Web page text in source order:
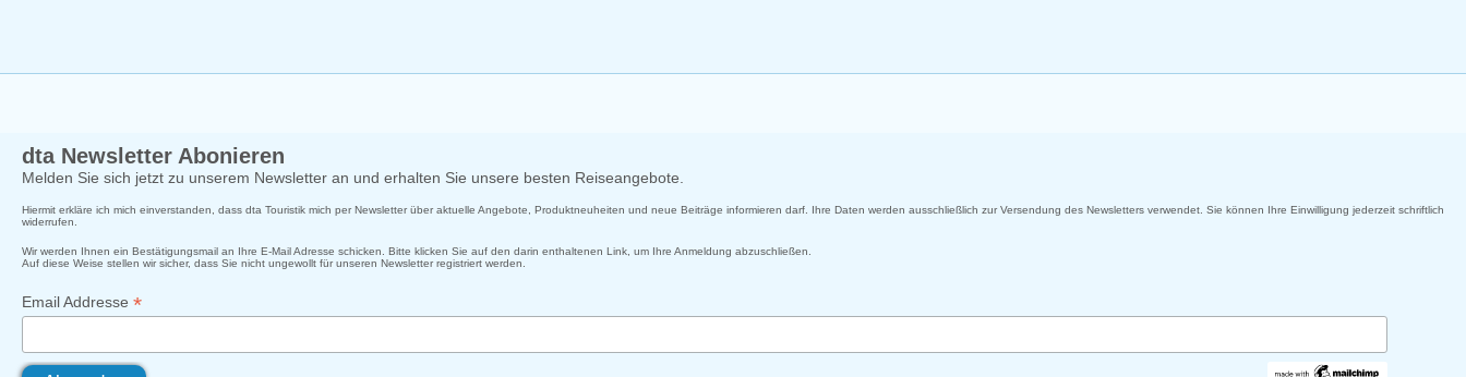
dta Newsletter Abonieren
Melden Sie sich jetzt zu unserem Newsletter an und erhalten Sie unsere besten Reiseangebote.
Hiermit erkläre ich mich einverstanden, dass dta Touristik mich per Newsletter über aktuelle Angebote, Produktneuheiten und neue Beiträge informieren darf. Ihre Daten werden ausschließlich zur Versendung des Newsletters verwendet. Sie können Ihre Einwilligung jederzeit schriftlich
widerrufen.
Wir werden Ihnen ein Bestätigungsmail an Ihre E-Mail Adresse schicken. Bitte klicken Sie auf den darin enthaltenen Link, um Ihre Anmeldung abzuschließen.
Auf diese Weise stellen wir sicher, dass Sie nicht ungewollt für unseren Newsletter registriert werden.
Email Addresse *